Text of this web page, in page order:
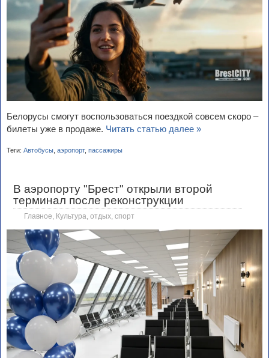
Белорусы смогут воспользоваться поездкой совсем скоро –
билеты уже в продаже. Читать статью далее »
Теги: Автобусы аэропорт, пассажиры
В аэропорту "Брест" открыли второй
терминал после реконструкции
Главное Культура, отдых, спорт